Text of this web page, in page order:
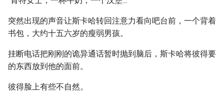
突然出现的声音让斯卡哈转回注意力看向吧台前，一个背着
书包，大约十五六岁的瘦弱男孩。
挂断电话把刚刚的诡异通话暂时抛到脑后，斯卡哈将彼得要
的东西放到他的面前。
彼得脸上有些不自然。